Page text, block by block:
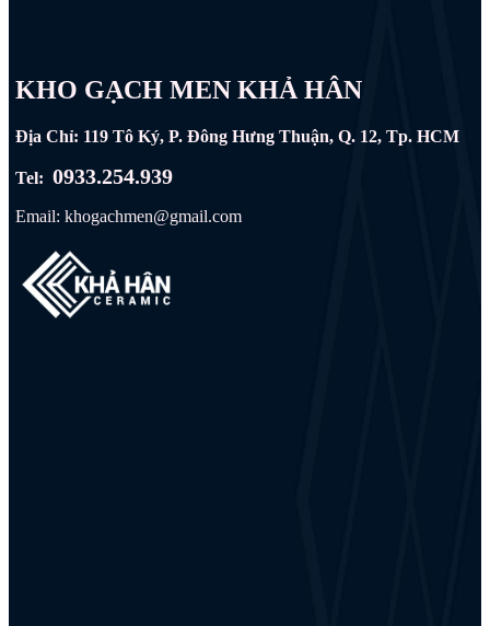
KHO GẠCH MEN KHẢ HÂN
Địa Chỉ: 119 Tô Ký, P. Đông Hưng Thuận, Q. 12, Tp. HCM
Tel:0933.254.939
Email: khogachmen@gmail.com